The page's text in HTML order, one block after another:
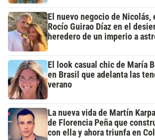
El nuevo negocio de Nicolás,
Rocío Guirao Díaz en el
heredero de un imperio a
El look casual chic de María
en Brasil que adelanta las
verano
La nueva vida de Martín
de Florencia Peña que
con ella y ahora triunfa en